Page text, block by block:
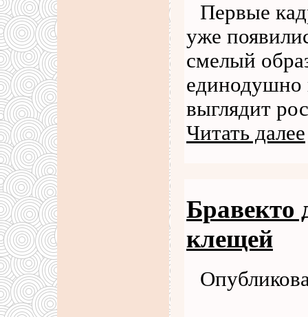
Первые
уже
смелый
выглядит
Читать далее
Бравекто
клещей